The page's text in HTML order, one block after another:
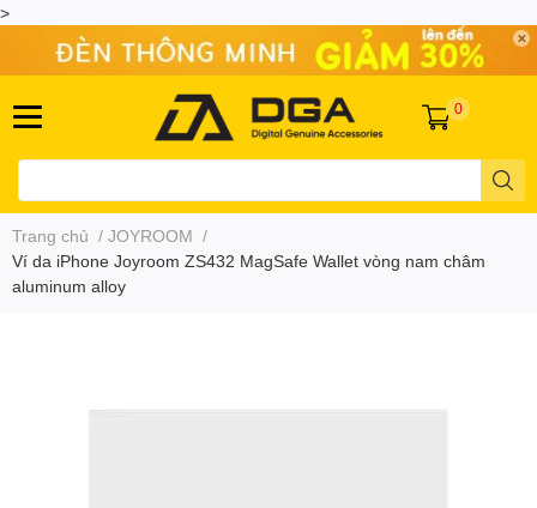
>
0
Trang chủ / JOYROOM /
Ví da iPhone Joyroom ZS432 MagSafe Wallet vòng nam châm
aluminum alloy